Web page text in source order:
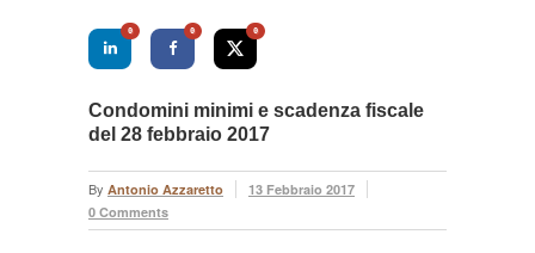
0 0 0
Condomini minimi e scadenza fiscale
del 28 febbraio 2017
By Antonio Azzaretto
13 Febbraio 2017
0 Comments